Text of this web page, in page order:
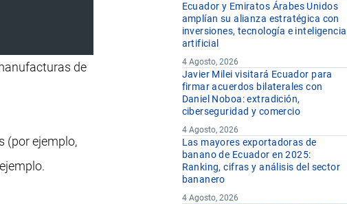
de
(por ejemplo,
Ecuador y Emiratos Árabes Unidos
amplían su alianza estratégica con
inversiones, tecnología e inteligencia
artificial
4 Agosto, 2026
Javier Milei visitará Ecuador para
firmar acuerdos bilaterales con
Daniel Noboa: extradición,
ciberseguridad y comercio
4 Agosto, 2026
Las mayores exportadoras de
banano de Ecuador en 2025:
Ranking, cifras y análisis del sector
bananero
4 Agosto, 2026